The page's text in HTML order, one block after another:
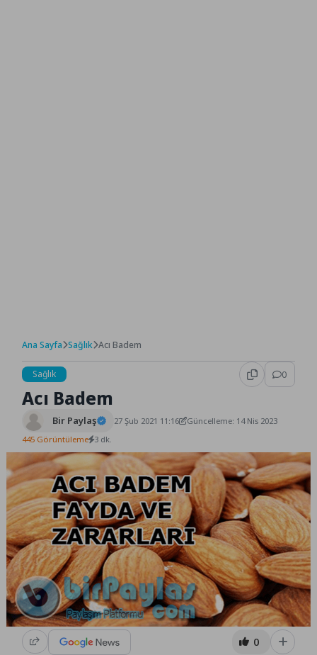
Ana Sayfa Sağlık Acı Badem
Sağlık 0
Acı Badem
Bir Paylaş 27 Şub 2021 11:16
Güncelleme: 14 Nis 2023
445 Görüntüleme 3 dk.
0